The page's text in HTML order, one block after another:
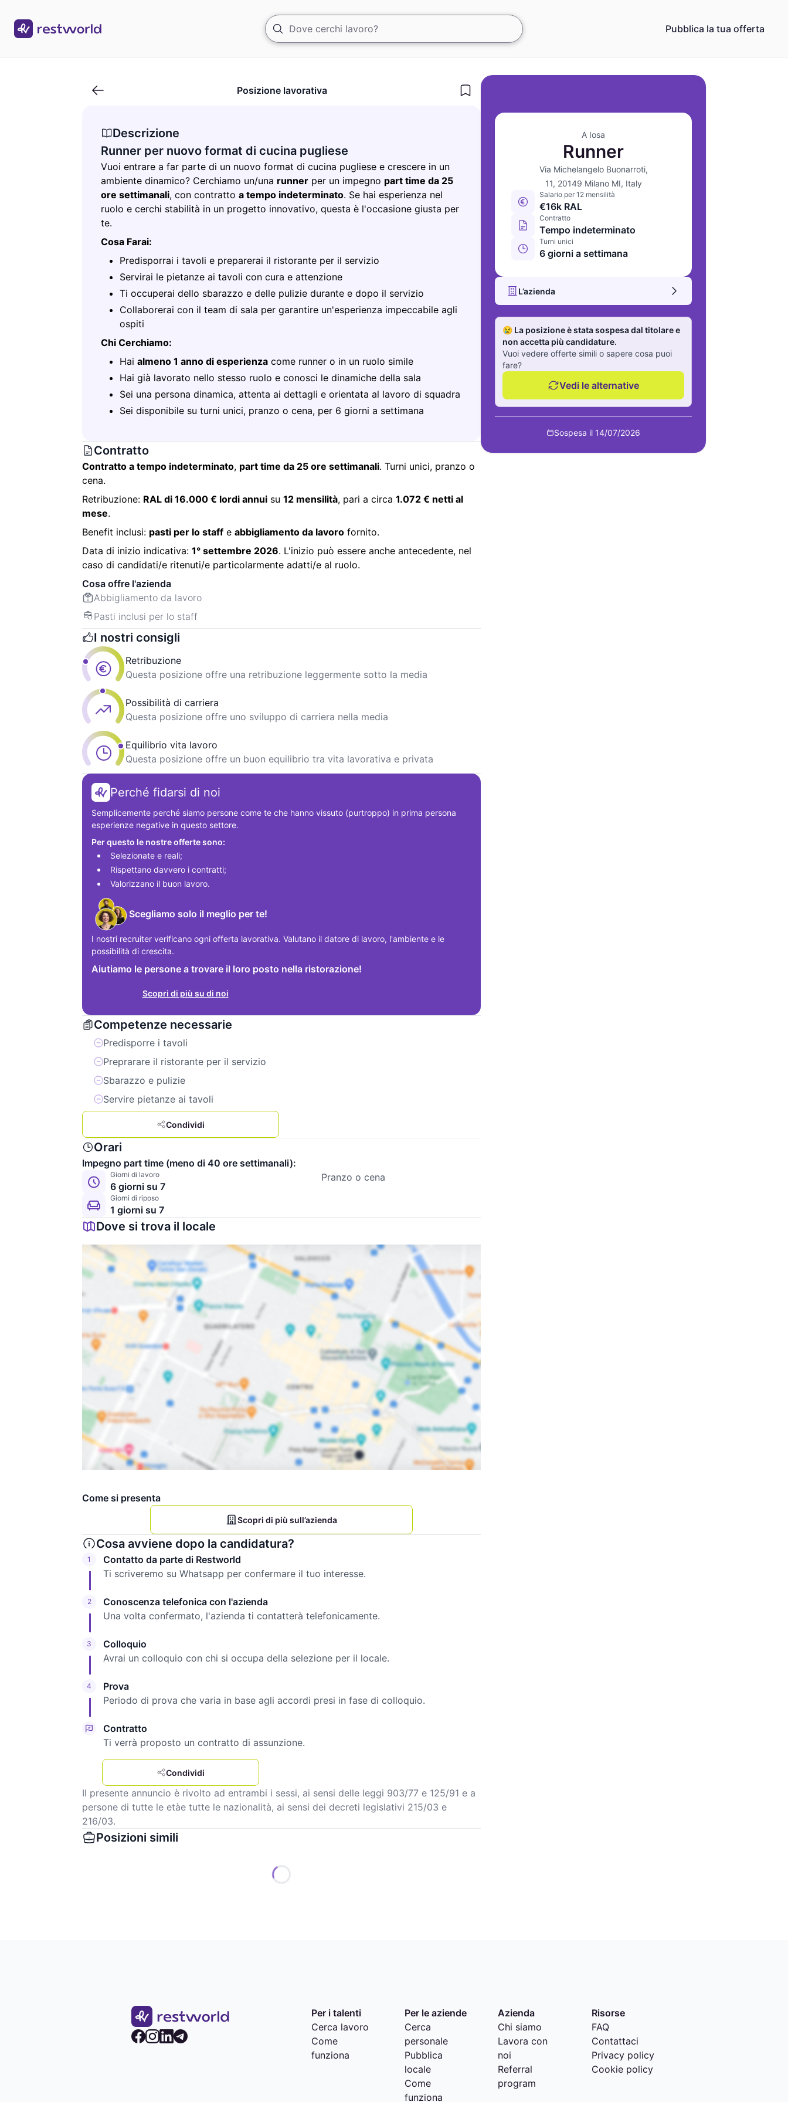
Pubblica la tua offerta
A Iosa
Runner
Via Michelangelo Buonarroti,
11, 20149 Milano MI, Italy
Salario per 12 mensilità
€16k RAL
Contratto
Tempo indeterminato
Turni unici
6 giorni a settimana
L’azienda
😢 La posizione è stata sospesa dal titolare e
non accetta più candidature.
Vuoi vedere offerte simili o sapere cosa puoi
fare?
Vedi le alternative
Sospesa il 14/07/2026
Posizione lavorativa
Descrizione
Runner per nuovo format di cucina pugliese
Vuoi entrare a far parte di un nuovo format di cucina pugliese e crescere in un
ambiente dinamico? Cerchiamo un/una runner per un impegno part time da 25
ore settimanali, con contratto a tempo indeterminato. Se hai esperienza nel
ruolo e cerchi stabilità in un progetto innovativo, questa è l'occasione giusta per
te.
Cosa Farai:
Predisporrai i tavoli e preparerai il ristorante per il servizio
Servirai le pietanze ai tavoli con cura e attenzione
Ti occuperai dello sbarazzo e delle pulizie durante e dopo il servizio
Collaborerai con il team di sala per garantire un'esperienza impeccabile agli
ospiti
Chi Cerchiamo:
Hai almeno 1 anno di esperienza come runner o in un ruolo simile
Hai già lavorato nello stesso ruolo e conosci le dinamiche della sala
Sei una persona dinamica, attenta ai dettagli e orientata al lavoro di squadra
Sei disponibile su turni unici, pranzo o cena, per 6 giorni a settimana
Contratto
Contratto a tempo indeterminato, part time da 25 ore settimanali. Turni unici, pranzo o
cena.
Retribuzione: RAL di 16.000 € lordi annui su 12 mensilità, pari a circa 1.072 € netti al
mese.
Benefit inclusi: pasti per lo staff e abbigliamento da lavoro fornito.
Data di inizio indicativa: 1° settembre 2026. L'inizio può essere anche antecedente, nel
caso di candidati/e ritenuti/e particolarmente adatti/e al ruolo.
Cosa offre l'azienda
Abbigliamento da lavoro
Pasti inclusi per lo staff
I nostri consigli
Retribuzione
Questa posizione offre una retribuzione leggermente sotto la media
Possibilità di carriera
Questa posizione offre uno sviluppo di carriera nella media
Equilibrio vita lavoro
Questa posizione offre un buon equilibrio tra vita lavorativa e privata
Perché fidarsi di noi
Semplicemente perché siamo persone come te che hanno vissuto (purtroppo) in prima persona
esperienze negative in questo settore.
Per questo le nostre offerte sono:
Selezionate e reali;
Rispettano davvero i contratti;
Valorizzano il buon lavoro.
Scegliamo solo il meglio per te!
I nostri recruiter verificano ogni offerta lavorativa. Valutano il datore di lavoro, l'ambiente e le
possibilità di crescita.
Aiutiamo le persone a trovare il loro posto nella ristorazione!
Scopri di più su di noi
Competenze necessarie
Predisporre i tavoli
Preprarare il ristorante per il servizio
Sbarazzo e pulizie
Servire pietanze ai tavoli
Condividi
Orari
Impegno part time (meno di 40 ore settimanali):
Giorni di lavoro
6 giorni su 7
Giorni di riposo
1 giorni su 7
Pranzo o cena
Dove si trova il locale
Come si presenta
Scopri di più sull’azienda
Cosa avviene dopo la candidatura?
1
Contatto da parte di Restworld
Ti scriveremo su Whatsapp per confermare il tuo interesse.
2
Conoscenza telefonica con l'azienda
Una volta confermato, l'azienda ti contatterà telefonicamente.
3
Colloquio
Avrai un colloquio con chi si occupa della selezione per il locale.
4
Prova
Periodo di prova che varia in base agli accordi presi in fase di colloquio.
Contratto
Ti verrà proposto un contratto di assunzione.
Condividi
Il presente annuncio è rivolto ad entrambi i sessi, ai sensi delle leggi 903/77 e 125/91 e a
persone di tutte le etàe tutte le nazionalità, ai sensi dei decreti legislativi 215/03 e
216/03.
Posizioni simili
Per i talenti
Cerca lavoro
Come
funziona
Per le aziende
Cerca
personale
Pubblica
locale
Come
funziona
Azienda
Chi siamo
Lavora con
noi
Referral
program
Risorse
FAQ
Contattaci
Privacy policy
Cookie policy